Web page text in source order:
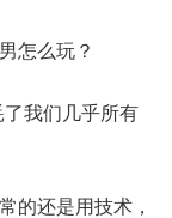
怎么玩？
了我们几乎所有
的还是用技术，